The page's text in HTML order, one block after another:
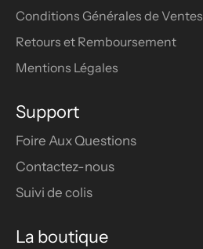
Conditions Générales de Ventes
Retours et Remboursement
Mentions Légales
Support
Foire Aux Questions
Contactez-nous
Suivi de colis
La boutique